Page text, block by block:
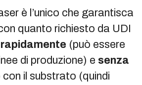
è l’unico che garantisca
quanto richiesto da UDI
(può essere
di produzione) e senza
con il substrato (quindi